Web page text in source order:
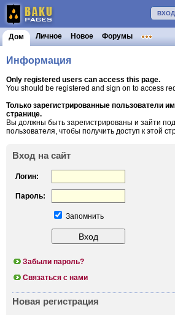
ВХОД
Дом Личное Новое Форумы
Информация
Only registered users can access this page.
You should be registered and sign on to access
Только зарегистрированные пользователи
странице.
Вы должны быть зарегистрированы и зайти
пользователя, чтобы получить доступ к этой
Вход на сайт
Логин:
Пароль:
Запомнить
Забыли пароль?
Связаться с нами
Новая регистрация